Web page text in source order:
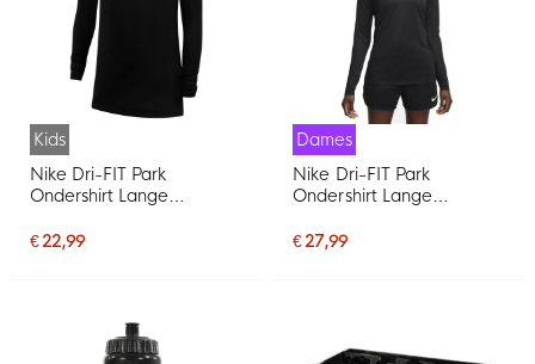
Kids
Nike Dri-FIT Park
Ondershirt Lange
€ 22,99
Dames
Nike Dri-FIT Park
Ondershirt Lange
Wit
€ 27,99